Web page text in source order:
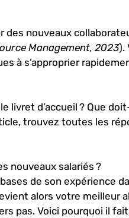
des nouveaux
Management, 2023).
à s’approprier
d’accueil ? Que
trouvez toutes les
nouveaux salariés ?
de son expérience
alors votre meilleur
pas. Voici pourquoi il